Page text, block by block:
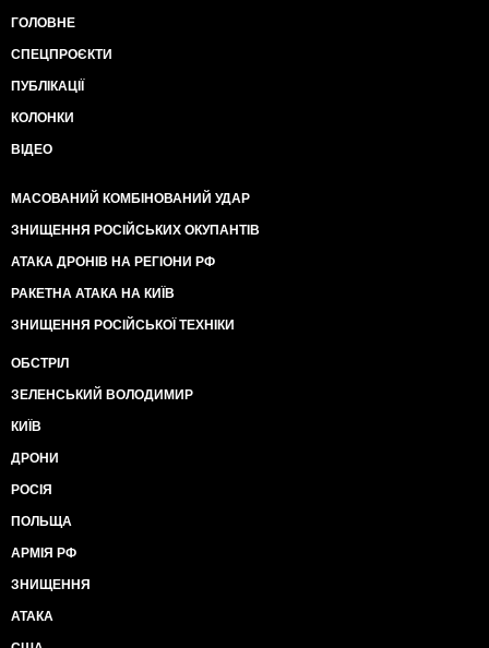
ГОЛОВНЕ
СПЕЦПРОЄКТИ
ПУБЛІКАЦІЇ
КОЛОНКИ
ВІДЕО
МАСОВАНИЙ КОМБІНОВАНИЙ УДАР
ЗНИЩЕННЯ РОСІЙСЬКИХ ОКУПАНТІВ
АТАКА ДРОНІВ НА РЕГІОНИ РФ
РАКЕТНА АТАКА НА КИЇВ
ЗНИЩЕННЯ РОСІЙСЬКОЇ ТЕХНІКИ
ОБСТРІЛ
ЗЕЛЕНСЬКИЙ ВОЛОДИМИР
КИЇВ
ДРОНИ
РОСІЯ
ПОЛЬЩА
АРМІЯ РФ
ЗНИЩЕННЯ
АТАКА